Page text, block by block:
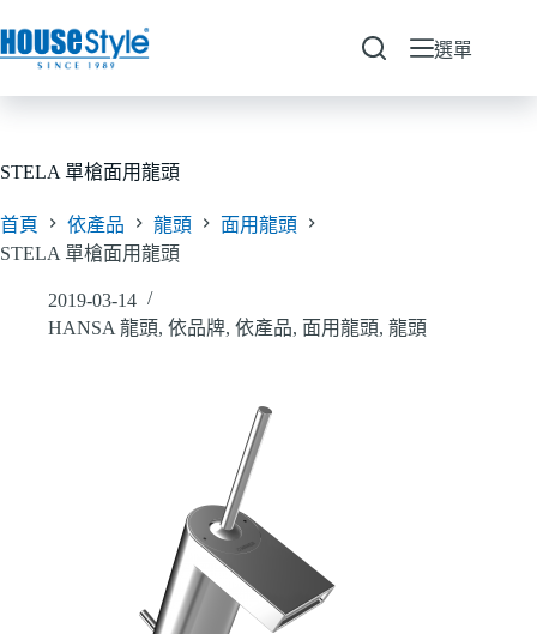
至
要
選單
STELA 單槍面用龍頭
首頁 依產品 龍頭
面用龍頭
STELA 單槍面用龍頭
2019-03-14
HANSA 龍頭, 依品牌, 依產品, 面用龍頭, 龍頭